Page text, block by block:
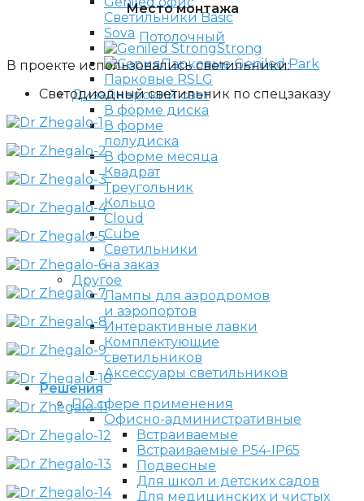
Светильники Basic
Sova
Strong
Парковые Geniled Park
Парковые RSLG
Дизайнерский свет
В форме диска
В форме
полудиска
В форме месяца
Квадрат
Треугольник
Кольцо
Cloud
Cube
Светильники
на заказ
Другое
Лампы для аэродромов
и аэропортов
Интерактивные лавки
Комплектующие
светильников
Аксессуары светильников
Решения
ПО сфере применения
Офисно-административные
Встраиваемые
Встраиваемые P54-IP65
Подвесные
Для школ и детских садов
Для медицинских и чистых
Место монтажа
Потолочный
В проекте использовались светильники:
Светодиодный светильник по спецзаказу